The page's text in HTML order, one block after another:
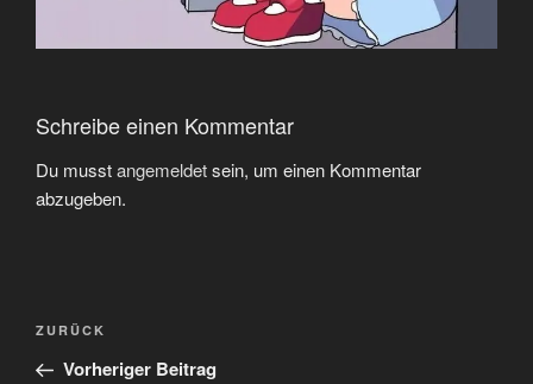
Schreibe einen Kommentar
Du musstangemeldetsein, um einen Kommentar
abzugeben.
Beitragsnavigation
Vorheriger
Beitrag
ZURÜCK
Vorheriger Beitrag